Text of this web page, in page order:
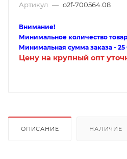
Артикул — o2f-700564.08
Внимание!
Минимальное количество
Минимальная сумма заказа - 25
Цену на крупный опт
ОПИСАНИЕ НАЛИЧИЕ